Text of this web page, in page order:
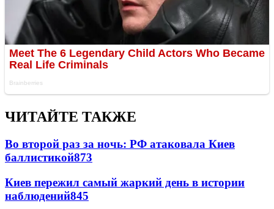
ЧИТАЙТЕ ТАКЖЕ
Во второй раз за ночь: РФ атаковала Киев
баллистикой873
Киев пережил самый жаркий день в истории
наблюдений845